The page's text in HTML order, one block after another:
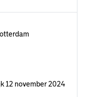
12 november 2024